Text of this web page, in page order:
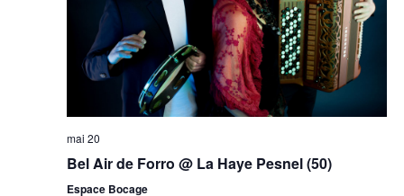
mai 20
Bel Air de Forro @ La Haye Pesnel (50)
Espace Bocage